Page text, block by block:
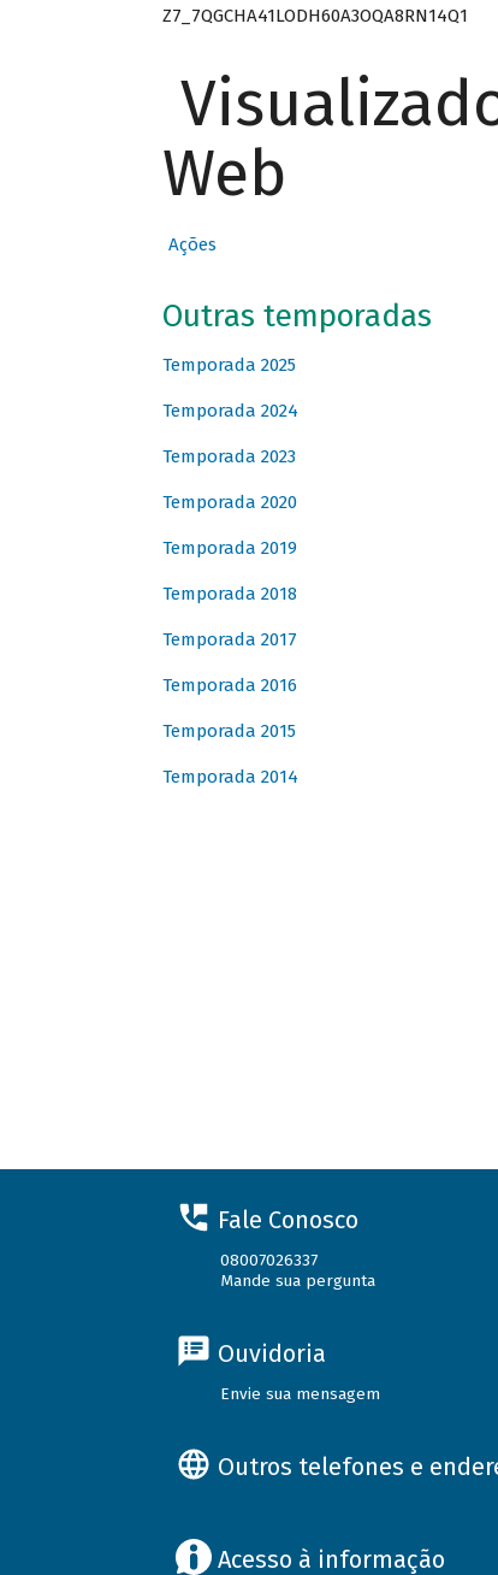
Z7_7QGCHA41LODH60A3OQA8RN14Q1
Web
Ações
Outras temporadas
Temporada 2025
Temporada 2024
Temporada 2023
Temporada 2020
Temporada 2019
Temporada 2018
Temporada 2017
Temporada 2016
Temporada 2015
Temporada 2014
Fale Conosco
08007026337
Mande sua pergunta
Ouvidoria
Envie sua mensagem
Outros telefones e
Acesso à informação